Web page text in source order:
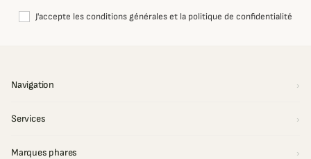
J'accepte les conditions générales et la politique de confidentialité
Navigation
Services
Marques phares